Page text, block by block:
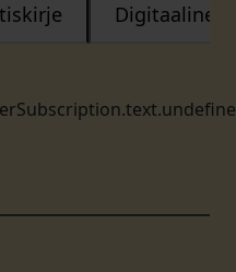
Digitaalinen